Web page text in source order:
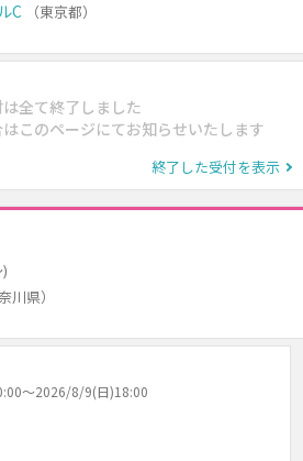
C （東京都）
全て終了しました
このページにてお知らせいたします
終了した受付を表示
川県）
～2026/8/9(日)18:00